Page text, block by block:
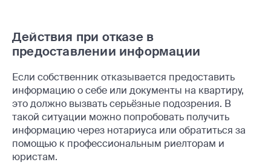
Действия при отказе в
предоставлении информации
Если собственник отказывается предоставить
информацию о себе или документы на квартиру,
это должно вызвать серьёзные подозрения. В
такой ситуации можно попробовать получить
информацию через нотариуса или обратиться за
помощью к профессиональным риелторам и
юристам.